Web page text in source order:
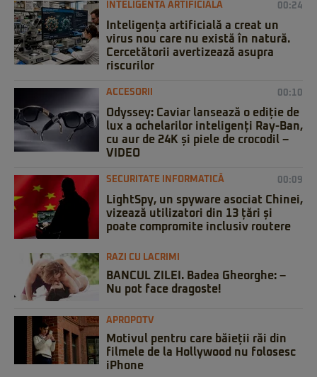
INTELIGENTA ARTIFICIALA 00:24
Inteligența artificială a creat un
virus nou care nu există în natură.
Cercetătorii avertizează asupra
riscurilor
ACCESORII 00:10
Odyssey: Caviar lansează o ediție de
lux a ochelarilor inteligenți Ray-Ban,
cu aur de 24K și piele de crocodil –
VIDEO
SECURITATE INFORMATICĂ 00:09
LightSpy, un spyware asociat Chinei,
vizează utilizatori din 13 țări și
poate compromite inclusiv routere
RAZI CU LACRIMI
BANCUL ZILEI. Badea Gheorghe: –
Nu pot face dragoste!
APROPOTV
Motivul pentru care băieții răi din
filmele de la Hollywood nu folosesc
iPhone